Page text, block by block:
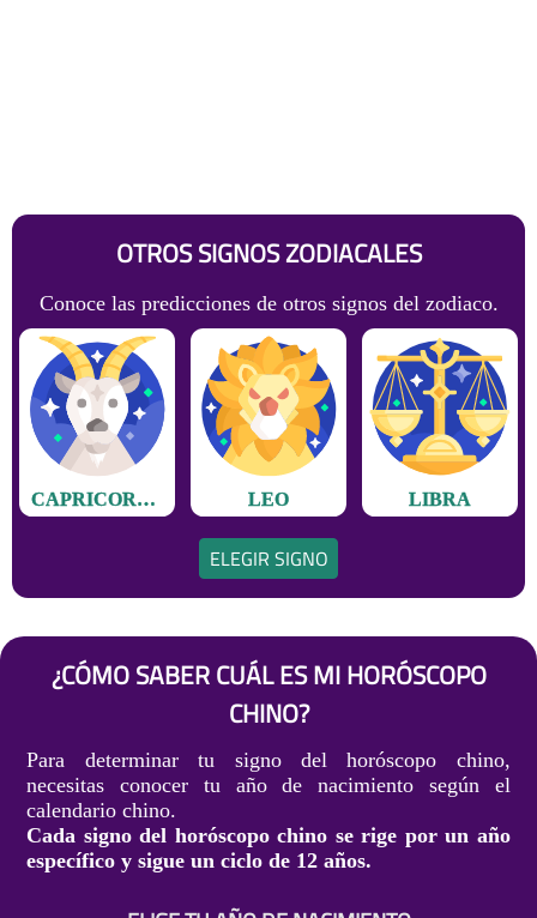
OTROS SIGNOS ZODIACALES
Conoce las predicciones de otros signos del zodiaco.
CAPRICORNIO LEO LIBRA
ELEGIR SIGNO
¿CÓMO SABER CUÁL ES MI HORÓSCOPO
CHINO?
Para determinar tu signo del horóscopo chino,
necesitas conocer tu año de nacimiento según el
calendario chino.
Cada signo del horóscopo chino se rige por un año
específico y sigue un ciclo de 12 años.